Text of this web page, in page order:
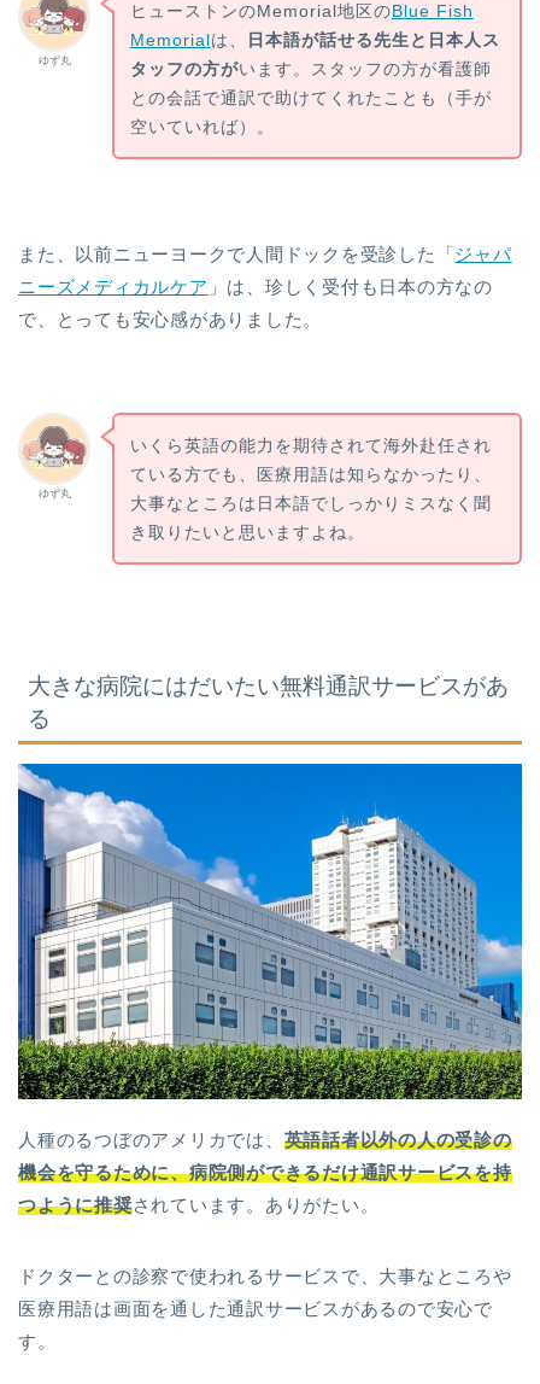
ゆず丸
ヒューストンのMemorial地区のBlue Fish
Memorialは、
日本語が話せる先生と日本人ス
タッフの方がいます。スタッフの方が看護師
との会話で通訳で助けてくれたことも（手が
空いていれば）。
また、以前ニューヨークで人間ドックを受診した「ジャパ
ニーズメディカルケア 」は、珍しく受付も日本の方なの
で、とっても安心感がありました。
ゆず丸
いくら英語の能力を期待されて海外赴任され
ている方でも、医療用語は知らなかったり、
大事なところは日本語でしっかりミスなく聞
き取りたいと思いますよね。
大きな病院にはだいたい無料通訳サービスがあ
る
人種のるつぼのアメリカでは、 英語話者以外の人の受診の
機会を守るために、病院側ができるだけ通訳サービスを持
つように推奨されています。ありがたい。
ドクターとの診察で使われるサービスで、大事なところや
医療用語は画面を通した通訳サービスがあるので安心で
す。